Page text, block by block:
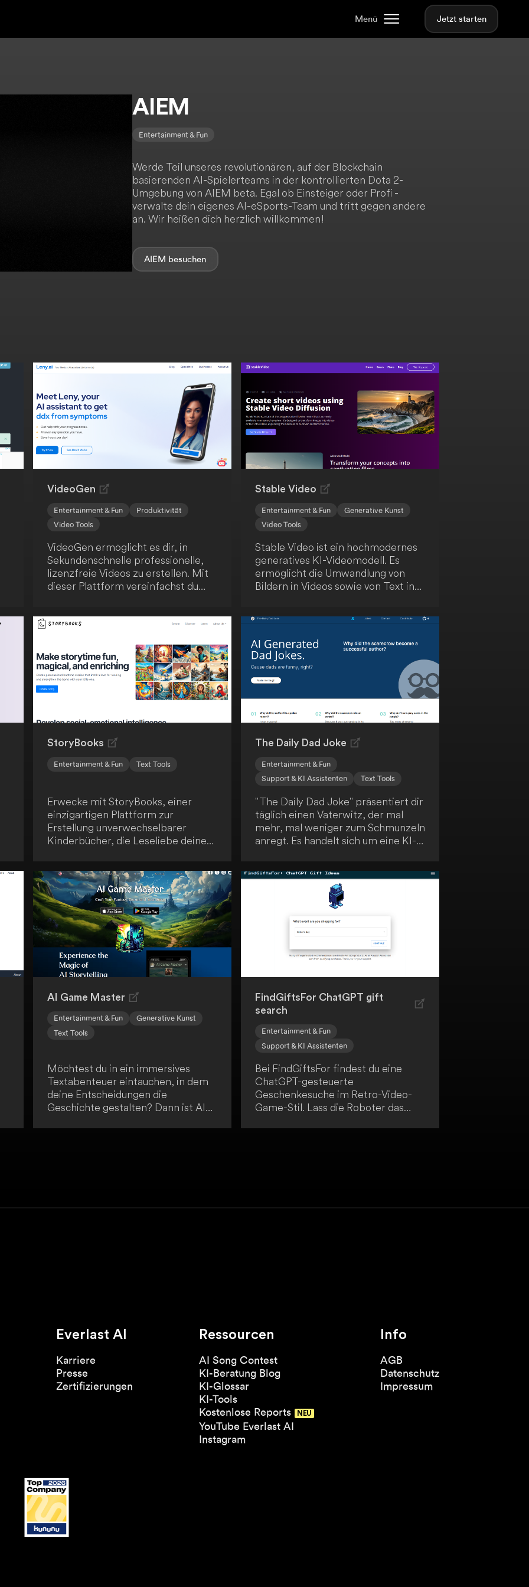
Menü Jetzt starten
AIEM
Entertainment & Fun
Werde Teil unseres revolutionären, auf der Blockchain
basierenden AI-Spielerteams in der kontrollierten Dota 2-
Umgebung von AIEM beta. Egal ob Einsteiger oder Profi -
verwalte dein eigenes AI-eSports-Team und tritt gegen andere
an. Wir heißen dich herzlich willkommen!
AIEM
VideoGen
Entertainment & Fun
Produktivität
Video Tools
VideoGen ermöglicht es dir, in
Sekundenschnelle professionelle,
lizenzfreie Videos zu erstellen. Mit
dieser Plattform vereinfachst du
kostspielig ist. Mit nur wenigen
Videos kreieren.
Stable Video
Entertainment & Fun
Generative Kunst
Video Tools
Stable Video ist ein hochmodernes
generatives KI-Videomodell. Es
ermöglicht die Umwandlung von
Bildern in Videos sowie von Text in
Inhaltsproduktion. Dieses Tool
bietet innovative Ansätze für
kreative Anwendungen.
StoryBooks
Entertainment & Fun Text Tools
Erwecke mit StoryBooks, einer
einzigartigen Plattform zur
Erstellung unverwechselbarer
Kinderbücher, die Leseliebe deines
Gesichter aus dem Leben deines
Kindes und nutze deine Kreativität,
um Bildungs- und
Moralvorstellungen zu vermitteln.
Entdecke von der StoryBooks-
Community empfohlene
Geschichten und erkunde das
Geschichtenerzählen in
The Daily Dad Joke
Entertainment & Fun
Support & KI Assistenten
Text Tools
"The Daily Dad Joke" präsentiert dir
täglich einen Vaterwitz, der mal
mehr, mal weniger zum Schmunzeln
anregt. Es handelt sich um eine KI-
"Dad-Joke"-Format nachahmen. Die
Künstliche Intelligenz imitiert dabei
einen Vater, um dir jeden Tag aufs
Neue humorvolle Momente zu
AI Game Master
Entertainment & Fun
Generative Kunst
Text Tools
Möchtest du in ein immersives
Textabenteuer eintauchen, in dem
deine Entscheidungen die
Geschichte gestalten? Dann ist AI
FindGiftsFor ChatGPT gift
search
Entertainment & Fun
Support & KI Assistenten
Bei FindGiftsFor findest du eine
ChatGPT-gesteuerte
Geschenkesuche im Retro-Video-
Game-Stil. Lass die Roboter das
Everlast AI
Karriere
Presse
Zertifizierungen
Ressourcen
AI Song Contest
KI-Beratung Blog
KI-Glossar
KI-Tools
Kostenlose Reports
YouTube Everlast AI
Instagram
Info
AGB
Datenschutz
Impressum